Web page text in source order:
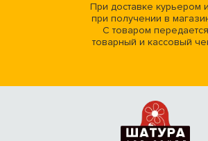
При доставке курьером
при получении в
С товаром передается
товарный и кассовый